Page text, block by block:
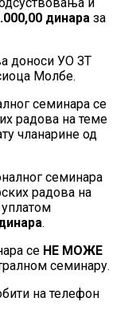
динара за
доноси УО ЗТ
Молбе.
семинара се
радова на теме
чланарине од
семинара
радова на
.
се НЕ МОЖЕ
семинару.
на телефон